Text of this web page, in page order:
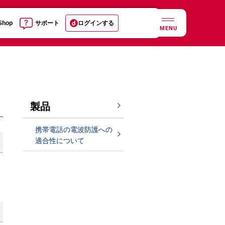
サポート ログインする
MENU
製品
携帯電話の電波防護への
適合性について